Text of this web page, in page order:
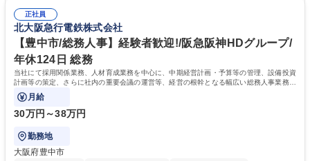
るので安心して入行いただけます。 幅広いキャリアの選択肢があり、公募
や社内副業等を活用し、 一人ひとりが挑戦できるカルチャーが浸透してい
ます。 学歴・資格 学歴：大学院 大学 高専 短大 専修学校 高校 語学力：
資格：
正社員
北大阪急行電鉄株式会社
【豊中市/総務人事】経験者歓迎!/阪急阪神HDグループ/
年休124日 総務
当社にて採用関係業務、人材育成業務を中心に、中期経営計画・予算等の管理、設備投資
計画等の策定、さらに社内の重要会議の運営等、経営の根幹となる幅広い総務人事業務全
般を担当していただきます。
月給
30万円～38万円
勤務地
大阪府豊中市